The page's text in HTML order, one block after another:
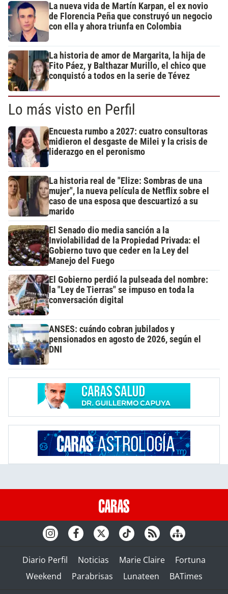
La nueva vida de Martín Karpan, el ex novio
de Florencia Peña que construyó un negocio
con ella y ahora triunfa en Colombia
La historia de amor de Margarita, la hija de
Fito Páez, y Balthazar Murillo, el chico que
conquistó a todos en la serie de Tévez
Lo más visto en Perfil
Encuesta rumbo a 2027: cuatro consultoras
midieron el desgaste de Milei y la crisis de
liderazgo en el peronismo
La historia real de "Elize: Sombras de una
mujer", la nueva película de Netflix sobre el
caso de una esposa que descuartizó a su
marido
El Senado dio media sanción a la
Inviolabilidad de la Propiedad Privada: el
Gobierno tuvo que ceder en la Ley del
Manejo del Fuego
El Gobierno perdió la pulseada del nombre:
la "Ley de Tierras" se impuso en toda la
conversación digital
ANSES: cuándo cobran jubilados y
pensionados en agosto de 2026, según el
DNI
Diario Perfil Noticias Marie Claire
Fortuna
Weekend
Parabrisas Lunateen BATimes